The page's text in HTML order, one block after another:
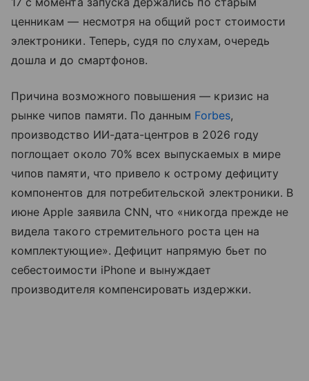
ценникам — несмотря на общий рост стоимости
электроники. Теперь, судя по слухам, очередь
дошла и до смартфонов.
Причина возможного повышения — кризис на
рынке чипов памяти. По данным Forbes,
производство ИИ-дата-центров в 2026 году
поглощает около 70% всех выпускаемых в мире
чипов памяти, что привело к острому дефициту
компонентов для потребительской электроники. В
июне Apple заявила CNN, что «никогда прежде не
видела такого стремительного роста цен на
комплектующие». Дефицит напрямую бьет по
себестоимости iPhone и вынуждает
производителя компенсировать издержки.